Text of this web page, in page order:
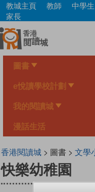
Skip
main
content
教城主頁 教師 中學生
家長
圖書
e悅讀學校計劃
我的閱讀城
漫話生活
香港閱讀城> 圖書 > 文學
快樂幼稚園